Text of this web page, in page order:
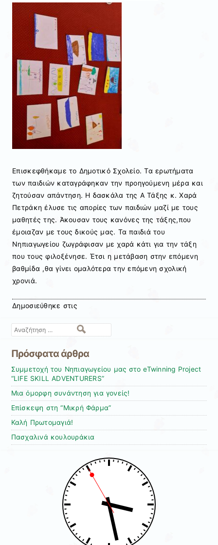
Επισκεφθήκαμε το Δημοτικό Σχολείο. Τα ερωτήματα
των παιδιών καταγράφηκαν την προηγούμενη μέρα και
ζητούσαν απάντηση. Η δασκάλα της Α Τάξης κ. Χαρά
Πετράκη έλυσε τις απορίες των παιδιών μαζί με τους
μαθητές της. Άκουσαν τους κανόνες της τάξης,που
έμοιαζαν με τους δικούς μας. Τα παιδιά του
Νηπιαγωγείου ζωγράφισαν με χαρά κάτι για την τάξη
που τους φιλοξένησε. Έτσι η μετάβαση στην επόμενη
βαθμίδα ,θα γίνει ομαλότερα την επόμενη σχολική
χρονιά.
Δημοσιεύθηκε στις
Αναζήτηση
Πρόσφατα άρθρα
Συμμετοχή του Νηπιαγωγείου μας στο eTwinning Project
“LIFE SKILL ADVENTURERS”
Μια όμορφη συνάντηση για γονείς!
Επίσκεψη στη “Μικρή Φάρμα”
Καλή Πρωτομαγιά!
Πασχαλινά κουλουράκια